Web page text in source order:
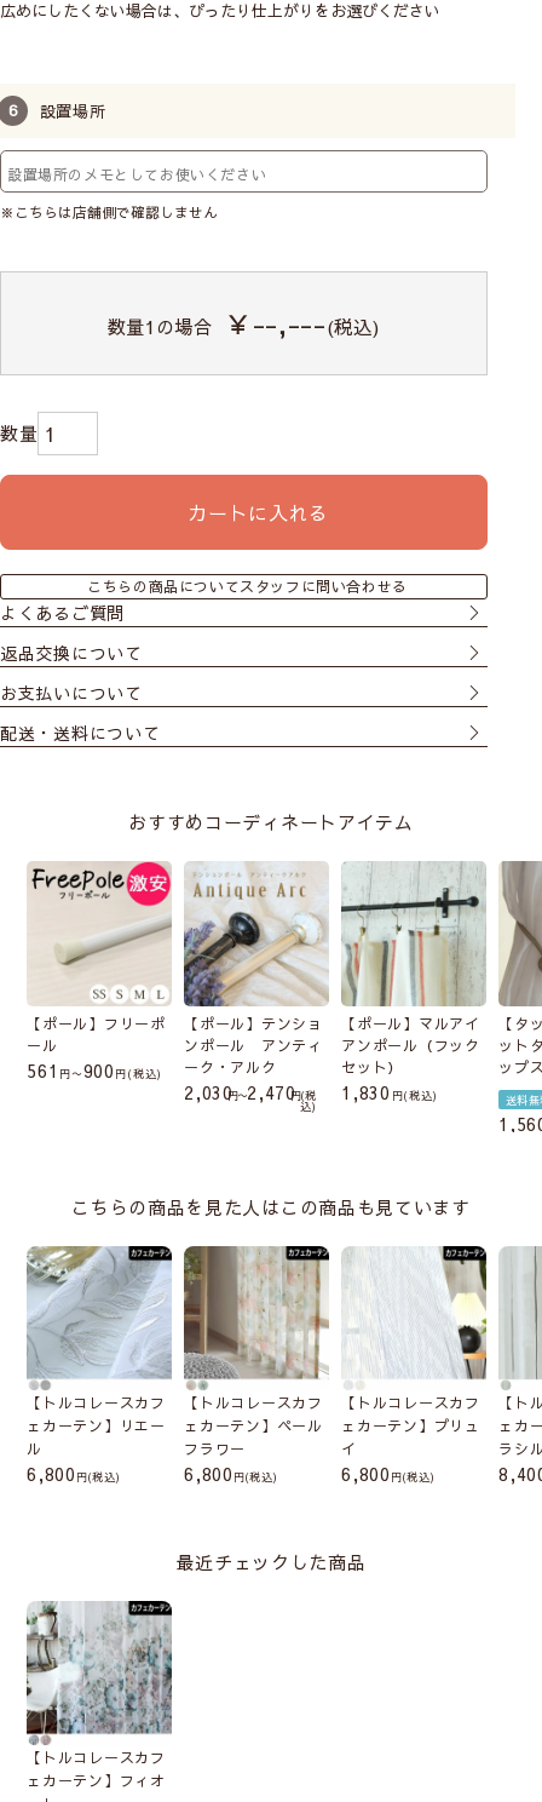
広めにしたくない場合は、ぴったり仕上がりをお選びください
設置場所
※こちらは店舗側で確認しません
数量1の場合 ￥--,---(税込)
カートに入れる
こちらの商品についてスタッフに問い合わせる
よくあるご質問
返品交換について
お支払いについて
配送・送料について
おすすめコーディネートアイテム
【ポール】フリーポ
ール
561 〜900 税込
【ポール】テンショ
ンポール アンティ
ーク・アルク
2,030 〜2,470 税
込
【ポール】マルアイ
アンポール（フック
セット）
1,830 税込
【タ
ット
ップ
送料無
こちらの商品を見た人はこの商品も見ています
【トルコレースカフ
ェカーテン】リエー
ル
6,800 (税込)
【トルコレースカフ
ェカーテン】ペール
フラワー
6,800 (税込)
【トルコレースカフ
ェカーテン】プリュ
イ
6,800 (税込)
【ト
ェカ
ラシ
最近チェックした商品
【トルコレースカフ
ェカーテン】フィオ